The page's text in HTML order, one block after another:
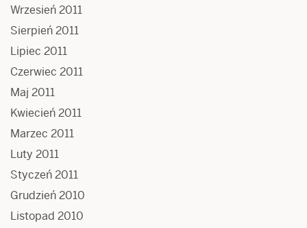
Wrzesień 2011
Sierpień 2011
Lipiec 2011
Czerwiec 2011
Maj 2011
Kwiecień 2011
Marzec 2011
Luty 2011
Styczeń 2011
Grudzień 2010
Listopad 2010